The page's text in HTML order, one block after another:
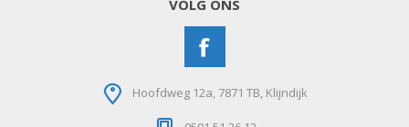
VOLG ONS
Hoofdweg 12a, 7871 TB, Klijndijk